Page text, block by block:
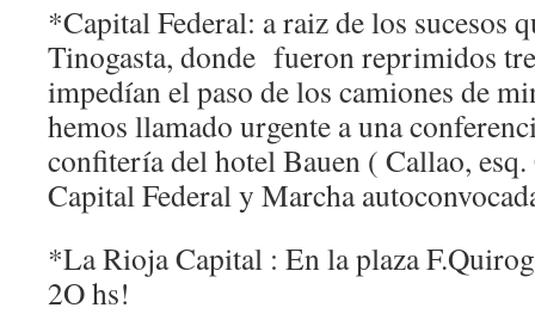
*Capital Federal: a raiz de los sucesos
Tinogasta, donde fueron reprimidos
impedían el paso de los camiones de
hemos llamado urgente a una
confitería del hotel Bauen ( Callao,
Capital Federal y Marcha
*La Rioja Capital : En la plaza
2O hs!